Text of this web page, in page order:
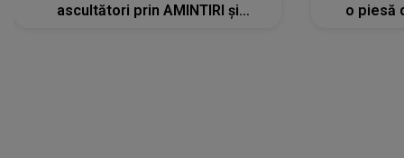
ascultători prin AMINTIRI și
o piesă